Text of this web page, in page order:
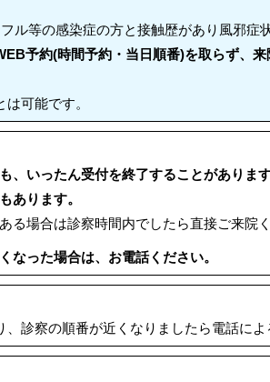
等の感染症の方と接触歴があり風邪症
予約(時間予約・当日順番)を取らず、来
可能です。
、いったん受付を終了することがあります
あります。
る場合は診察時間内でしたら直接ご来院く
なった場合は、お電話ください。
診察の順番が近くなりましたら電話によ